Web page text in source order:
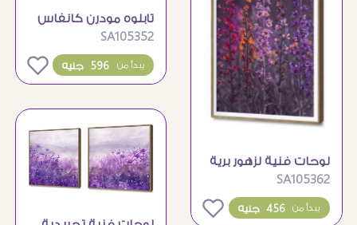
لوحات فنية لزهور برية
ملونة لديكور المنزل
SA105362
456 جنيه يبدأ من
تابلوه مودرن كانفاس
حقول اللافندر
البنفسجية الرائعة
SA105352
596 جنيه يبدأ من